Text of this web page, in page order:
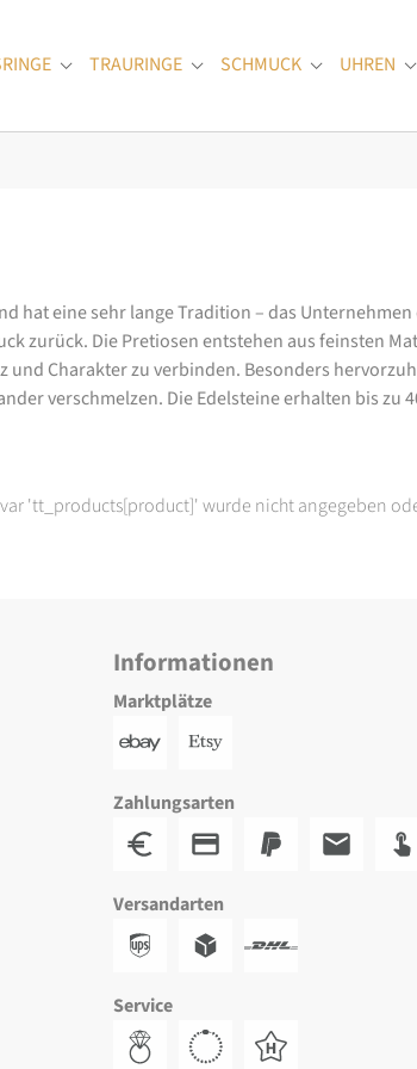
Submenu for "Verlobungsringe"
TRAURINGE Submenu for "Trauringe"
SCHMUCK Submenu
UHREN
hat eine sehr lange Tradition – das
zurück. Die Pretiosen entstehen aus feinsten
und Charakter zu verbinden. Besonders
verschmelzen. Die Edelsteine erhalten bis
var 'tt_products[product]' wurde nicht angegeben
Informationen
Marktplätze
Zahlungsarten
Versandarten
Service